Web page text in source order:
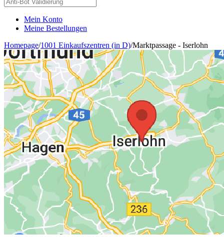
Mein Konto
Meine Bestellungen
Homepage/1001 Einkaufszentren (in D)/Marktpassage - Iserlohn